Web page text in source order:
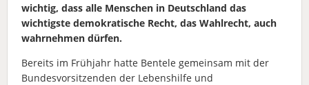
wichtig, dass alle Menschen in Deutschland das
wichtigste demokratische Recht, das Wahlrecht, auch
wahrnehmen dürfen.
Bereits im Frühjahr hatte Bentele gemeinsam mit der
Bundesvorsitzenden der Lebenshilfe und